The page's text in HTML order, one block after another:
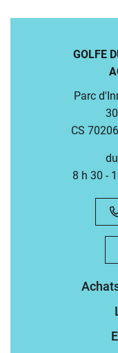
GOLFE
Parc
CS
8 h 30 -